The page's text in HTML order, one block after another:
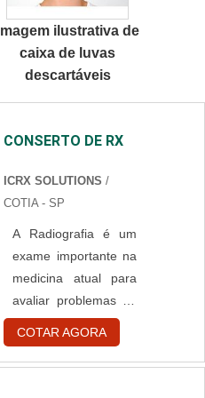
para cada cliente
um...
DETALHES
INTERESSANTES
SOBRE TOUCA
BRANCA
touca branca
empresa
comprometida com
seus serviços,
consegue encontrar o
site da Best Fabril. É
possível encontrar
capote hospitalar
descartável e gorr...
Imagem ilustrativa de
caixa de luvas
descartáveis
CONSERTO DE RX
ICRX SOLUTIONS /
COTIA - SP
A Radiografia é um
exame importante na
medicina atual para
avaliar problemas de
saúde, desde dores
no joelho até tumores
de mama. O produto
COTAR AGORA